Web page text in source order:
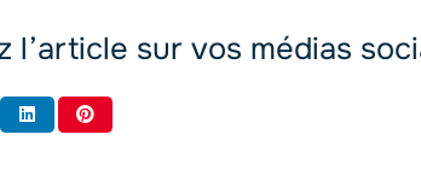
l’article sur vos médias